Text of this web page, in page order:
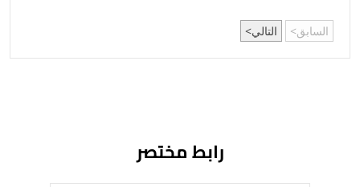
السابق التالي
رابط مختصر